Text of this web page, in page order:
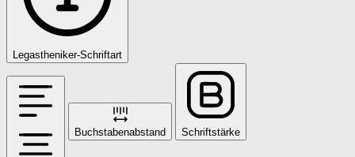
Legastheniker-Schriftart
Buchstabenabstand Schriftstärke